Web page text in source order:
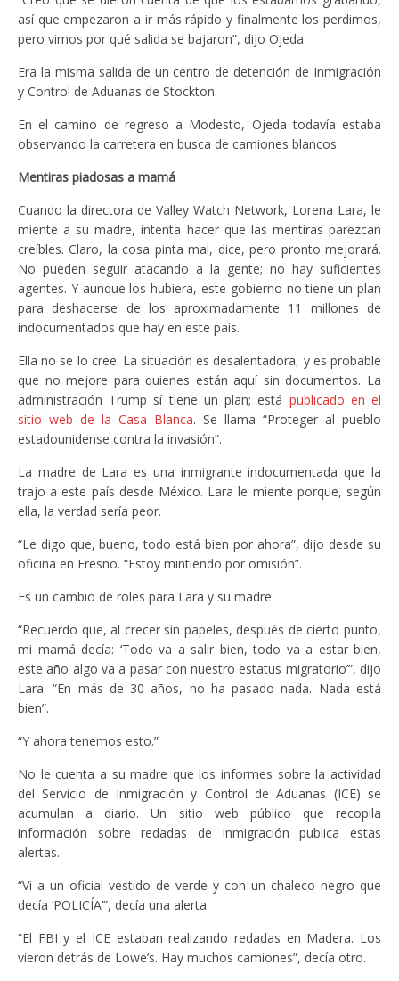
así que empezaron a ir más rápido y finalmente los perdimos,
pero vimos por qué salida se bajaron”, dijo Ojeda.
Era la misma salida de un centro de detención de Inmigración
y Control de Aduanas de Stockton.
En el camino de regreso a Modesto, Ojeda todavía estaba
observando la carretera en busca de camiones blancos.
Mentiras piadosas a mamá
Cuando la directora de Valley Watch Network, Lorena Lara, le
miente a su madre, intenta hacer que las mentiras parezcan
creíbles. Claro, la cosa pinta mal, dice, pero pronto mejorará.
No pueden seguir atacando a la gente; no hay suficientes
agentes. Y aunque los hubiera, este gobierno no tiene un plan
para deshacerse de los aproximadamente 11 millones de
indocumentados que hay en este país.
Ella no se lo cree. La situación es desalentadora, y es probable
que no mejore para quienes están aquí sin documentos. La
administración Trump sí tiene un plan; está publicado en el
sitio web de la Casa Blanca. Se llama “Proteger al pueblo
estadounidense contra la invasión”.
La madre de Lara es una inmigrante indocumentada que la
trajo a este país desde México. Lara le miente porque, según
ella, la verdad sería peor.
“Le digo que, bueno, todo está bien por ahora”, dijo desde su
oficina en Fresno. “Estoy mintiendo por omisión”.
Es un cambio de roles para Lara y su madre.
“Recuerdo que, al crecer sin papeles, después de cierto punto,
mi mamá decía: ‘Todo va a salir bien, todo va a estar bien,
este año algo va a pasar con nuestro estatus migratorio’”, dijo
Lara. “En más de 30 años, no ha pasado nada. Nada está
bien”.
“Y ahora tenemos esto.”
No le cuenta a su madre que los informes sobre la actividad
del Servicio de Inmigración y Control de Aduanas (ICE) se
acumulan a diario. Un sitio web público que recopila
información sobre redadas de inmigración publica estas
alertas.
“Vi a un oficial vestido de verde y con un chaleco negro que
decía ‘POLICÍA’”, decía una alerta.
“El FBI y el ICE estaban realizando redadas en Madera. Los
vieron detrás de Lowe’s. Hay muchos camiones”, decía otro.